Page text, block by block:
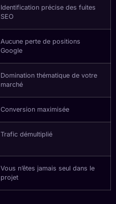
Identification précise des fuites
SEO
Aucune perte de positions
Google
Domination thématique de votre
marché
Conversion maximisée
Trafic démultiplié
Vous n’êtes jamais seul dans le
projet